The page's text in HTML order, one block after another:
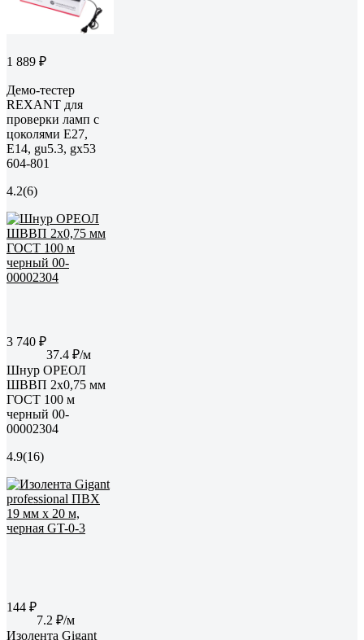
1 889 ₽
Демо-тестер
REXANT для
проверки ламп с
цоколями Е27,
Е14, gu5.3, gx53
604-801
4.2(6)
3 740 ₽
37.4 ₽/м
Шнур ОРЕОЛ
ШВВП 2х0,75 мм
ГОСТ 100 м
черный 00-
00002304
4.9(16)
144 ₽
7.2 ₽/м
Изолента Gigant